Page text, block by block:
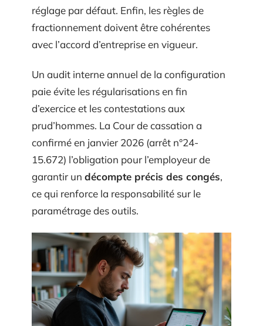
réglage par défaut. Enfin, les règles de
fractionnement doivent être cohérentes
avec l’accord d’entreprise en vigueur.
Un audit interne annuel de la configuration
paie évite les régularisations en fin
d’exercice et les contestations aux
prud’hommes. La Cour de cassation a
confirmé en janvier 2026 (arrêt n°24-
15.672) l’obligation pour l’employeur de
garantir un décompte précis des congés,
ce qui renforce la responsabilité sur le
paramétrage des outils.